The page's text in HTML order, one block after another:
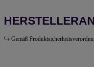
Gemäß